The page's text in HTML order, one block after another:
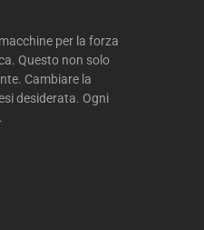
per la forza
Questo non solo
Cambiare la
desiderata. Ogni